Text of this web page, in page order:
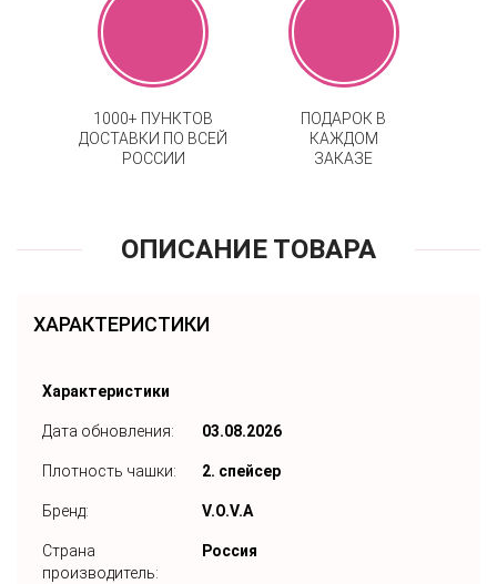
1000+ ПУНКТОВ
ДОСТАВКИ ПО ВСЕЙ
РОССИИ
ПОДАРОК В
КАЖДОМ
ЗАКАЗЕ
ОПИСАНИЕ ТОВАРА
ХАРАКТЕРИСТИКИ
Характеристики
Дата обновления: 03.08.2026
Плотность чашки: 2. спейсер
Бренд: V.O.V.A
Страна
производитель:
Россия